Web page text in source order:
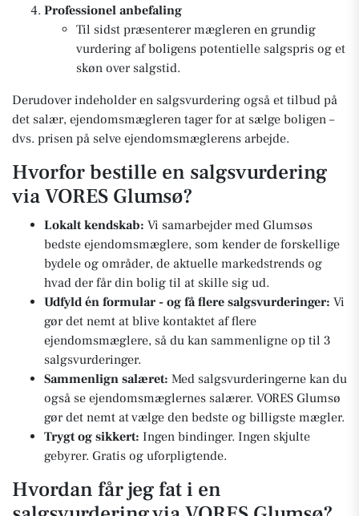
Professionel anbefaling
Til sidst præsenterer mægleren en grundig
vurdering af boligens potentielle salgspris og et
skøn over salgstid.
Derudover indeholder en salgsvurdering også et tilbud på
det salær, ejendomsmægleren tager for at sælge boligen –
dvs. prisen på selve ejendomsmæglerens arbejde.
Hvorfor bestille en salgsvurdering
via VORES Glumsø?
Lokalt kendskab: Vi samarbejder med Glumsøs
bedste ejendomsmæglere, som kender de forskellige
bydele og områder, de aktuelle markedstrends og
hvad der får din bolig til at skille sig ud.
Udfyld én formular - og få flere salgsvurderinger: Vi
gør det nemt at blive kontaktet af flere
ejendomsmæglere, så du kan sammenligne op til 3
salgsvurderinger.
Sammenlign salæret: Med salgsvurderingerne kan du
også se ejendomsmæglernes salærer. VORES Glumsø
gør det nemt at vælge den bedste og billigste mægler.
Trygt og sikkert: Ingen bindinger. Ingen skjulte
gebyrer. Gratis og uforpligtende.
Hvordan får jeg fat i en